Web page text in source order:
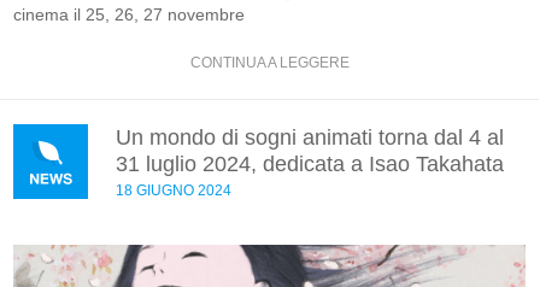
cinema il 25, 26, 27 novembre
CONTINUA A LEGGERE
Un mondo di sogni animati torna dal 4 al
31 luglio 2024, dedicata a Isao Takahata
18 GIUGNO 2024